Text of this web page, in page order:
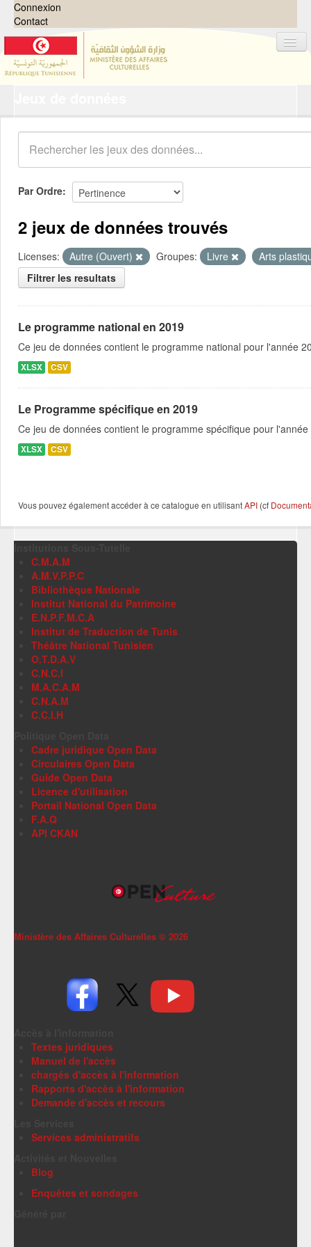
Connexion
Contact
Organisations
Groupes
Demandes 0
À propos
Par Ordre
2 jeux de données trouvés
Licenses: Autre (Ouvert) Groupes: Livre
Arts
Filtrer les resultats
Le programme national en 2019
Ce jeu de données contient le programme national pour l'année
XLSX CSV
Le Programme spécifique en 2019
Ce jeu de données contient le programme spécifique pour
XLSX CSV
Vous pouvez également accéder à ce catalogue en utilisantAPI (cf
C.M.A.M
A.M.V.P.P.C
Bibliothèque Nationale
Institut National du Patrimoine
E.N.P.F.M.C.A
Institut de Traduction de Tunis
Théâtre National Tunisien
O.T.D.A.V
C.N.C.I
M.A.C.A.M
C.N.A.M
C.C.I.H
Cadre juridique Open Data
Circulaires Open Data
Guide Open Data
Licence d'utilisation
Portail National Open Data
F.A.Q
API CKAN
Ministère des Affaires Culturelles © 2026
Textes juridiques
Manuel de l'accès
chargés d'accès à l'information
Rapports d'accès à l'information
Demande d'accès et recours
Services administratifs
Blog
Enquêtes et sondages